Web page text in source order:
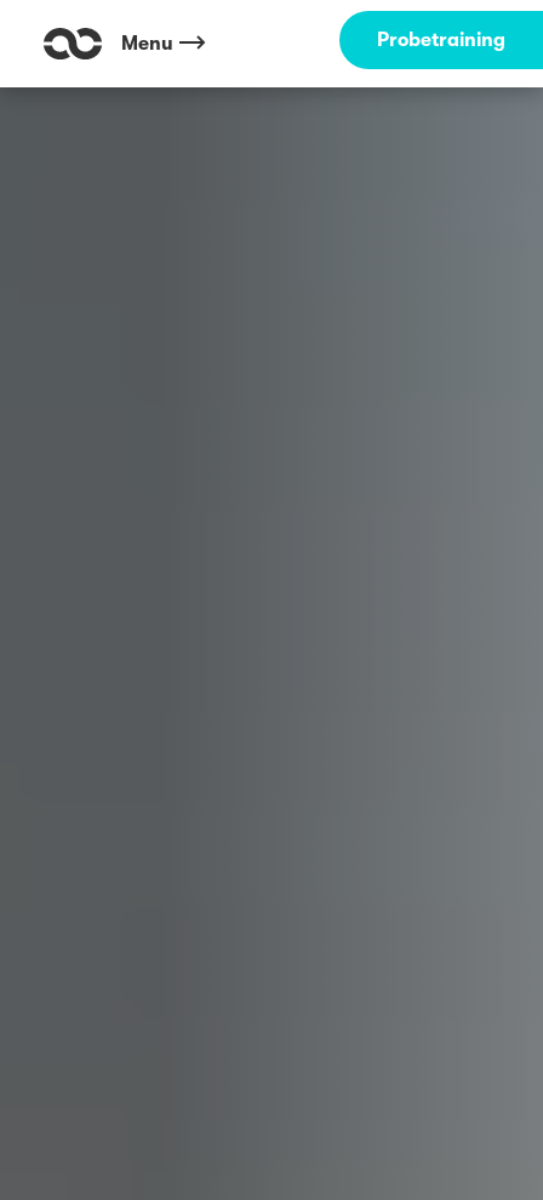
Menu Probetraining
Outdoor Fitness direkt um die Ecke: Hamburger Straße Hamburg ☀️